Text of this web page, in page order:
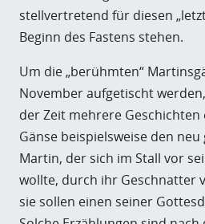
stellvertretend für diesen
Beginn des Fastens stehen.
Um die „berühmten“
November aufgetischt
der Zeit mehrere Geschichten
Gänse beispielsweise den
Martin, der sich im Stall vor
wollte, durch ihr Geschnatter
sie sollen einen seiner